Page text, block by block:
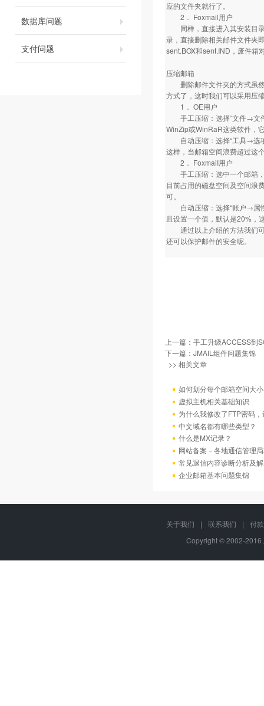
数据库问题
支付问题
应的文件夹就行了。
2． Foxmail用户
同样，直接进入其安装目录
录，直接删除相关邮件文件夹
sent.BOX和sent.IND，废件箱
压缩邮箱
删除邮件文件夹的方式虽然
方式了，这时我们可以采用压
1． OE用户
手工压缩：选择“文件→文件
WinZip或WinRaR这类软件，
自动压缩：选择“工具→选项
这样，当邮箱空间浪费超过这
2． FoxmaiI用户
手工压缩：选中一个邮箱，
目前占用的磁盘空间及空间浪
可。
自动压缩：选择“账户→属性
且设置一个值，默认是20%，
通过以上介绍的方法我们可
还可以保护邮件的安全呢。
上一篇： 手工升级ACCESS到
下一篇： JMAIL组件问题集锦
>> 相关文章
如何划分每个邮箱空间大
虚拟主机相关基础知识
为什么我修改了FTP密码
中文域名都有哪些类型？
什么是MX记录？
网站备案－各地通信管理
常见退信内容诊断分析及
企业邮箱基本问题集锦
关于我们 | 联系我们 |
付
Copyright © 2002-